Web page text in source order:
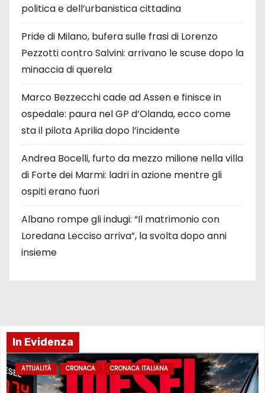
politica e dell’urbanistica cittadina
Pride di Milano, bufera sulle frasi di Lorenzo
Pezzotti contro Salvini: arrivano le scuse dopo la
minaccia di querela
Marco Bezzecchi cade ad Assen e finisce in
ospedale: paura nel GP d’Olanda, ecco come
sta il pilota Aprilia dopo l’incidente
Andrea Bocelli, furto da mezzo milione nella villa
di Forte dei Marmi: ladri in azione mentre gli
ospiti erano fuori
Albano rompe gli indugi: “Il matrimonio con
Loredana Lecciso arriva”, la svolta dopo anni
insieme
In Evidenza
ATTUALITÀ CRONACA CRONACA ITALIANA